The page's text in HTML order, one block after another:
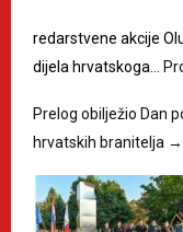
redarstvene akcije
dijela hrvatskoga…
Prelog obilježio Dan
hrvatskih branitelja →